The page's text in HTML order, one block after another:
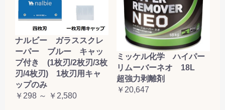
ナルビー ガラススクレ
ーパー ブルー キャッ
プ付き (1枚刃/2枚刃/3枚
刃/4枚刃) 1枚刃用キャ
ップのみ
￥298 ～ ￥2,580
ミッケル化学 ハイパー
リムーバーネオ 18L
超強力剥離剤
￥20,647